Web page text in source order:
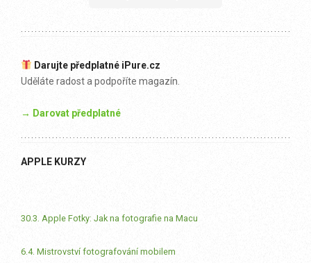
Darujte předplatné iPure.cz
Uděláte radost a podpoříte magazín.
→ Darovat předplatné
APPLE KURZY
30.3. Apple Fotky: Jak na fotografie na Macu
6.4. Mistrovství fotografování mobilem